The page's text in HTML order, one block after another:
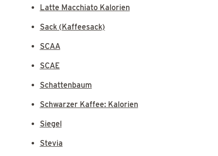
Latte Macchiato Kalorien
Sack (Kaffeesack)
SCAA
SCAE
Schattenbaum
Schwarzer Kaffee: Kalorien
Siegel
Stevia